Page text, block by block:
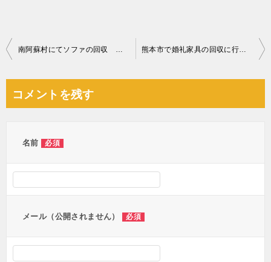
投
ビ
南阿蘇村にてソファの回収 お客様の声 熊本市で婚礼家具の回収に行ってきます
コメントを残す
名前 必須
メール（公開されません） 必須